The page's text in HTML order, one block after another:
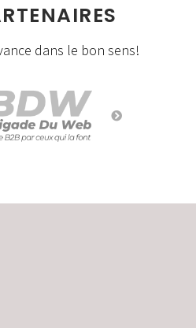
dans le bon sens!